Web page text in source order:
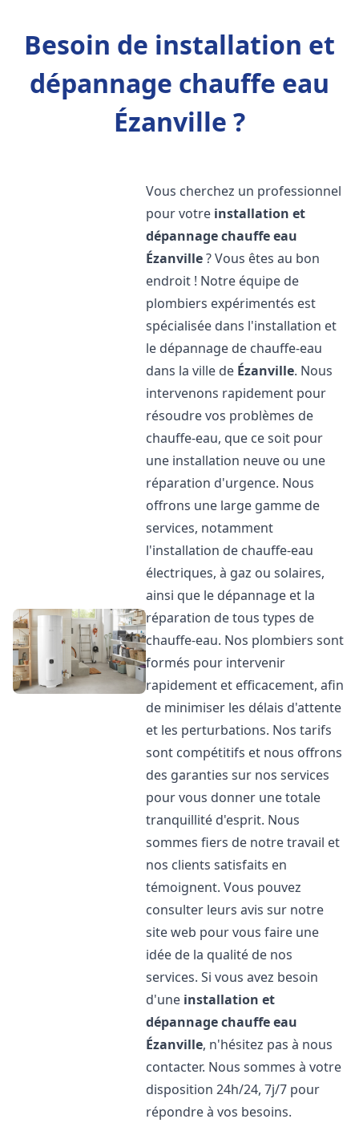
Besoin de installation et
dépannage chauffe eau
Ézanville ?
Vous cherchez un professionnel
pour votre installation et
dépannage chauffe eau
Ézanville? Vous êtes au bon
endroit ! Notre équipe de
plombiers expérimentés est
spécialisée dans l'installation et
le dépannage de chauffe-eau
dans la ville de Ézanville. Nous
intervenons rapidement pour
résoudre vos problèmes de
chauffe-eau, que ce soit pour
une installation neuve ou une
réparation d'urgence. Nous
offrons une large gamme de
services, notamment
l'installation de chauffe-eau
électriques, à gaz ou solaires,
ainsi que le dépannage et la
réparation de tous types de
chauffe-eau. Nos plombiers sont
formés pour intervenir
rapidement et efficacement, afin
de minimiser les délais d'attente
et les perturbations. Nos tarifs
sont compétitifs et nous offrons
des garanties sur nos services
pour vous donner une totale
tranquillité d'esprit. Nous
sommes fiers de notre travail et
nos clients satisfaits en
témoignent. Vous pouvez
consulter leurs avis sur notre
site web pour vous faire une
idée de la qualité de nos
services. Si vous avez besoin
d'une installation et
dépannage chauffe eau
Ézanville, n'hésitez pas à nous
contacter. Nous sommes à votre
disposition 24h/24, 7j/7 pour
répondre à vos besoins.